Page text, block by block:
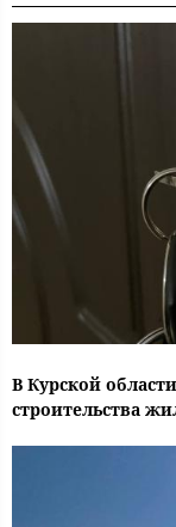
В Курской
строительства